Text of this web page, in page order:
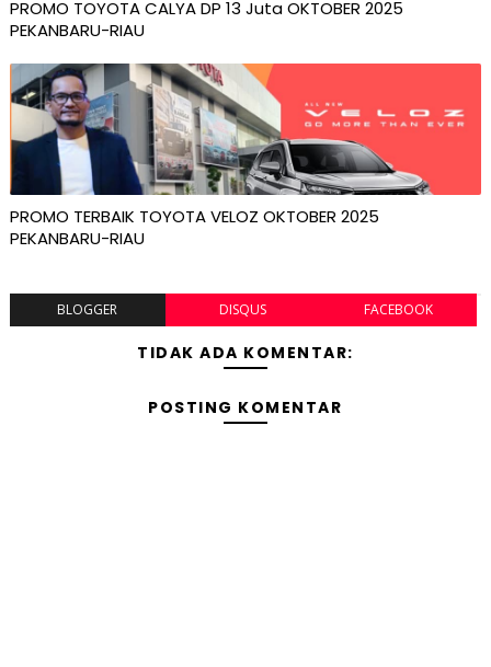
PROMO TOYOTA CALYA DP 13 Juta OKTOBER 2025
PEKANBARU-RIAU
PROMO TERBAIK TOYOTA VELOZ OKTOBER 2025
PEKANBARU-RIAU
BLOGGER DISQUS FACEBOOK
TIDAK ADA KOMENTAR:
POSTING KOMENTAR